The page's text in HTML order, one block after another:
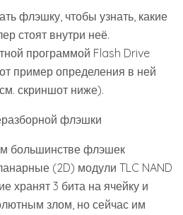
флэшку, чтобы узнать, какие
стоят внутри неё.
программой Flash Drive
пример определения в ней
скриншот ниже).
флэшки
большинстве флэшек
(2D) модули TLC NAND
хранят 3 бита на ячейку и
злом, но сейчас им